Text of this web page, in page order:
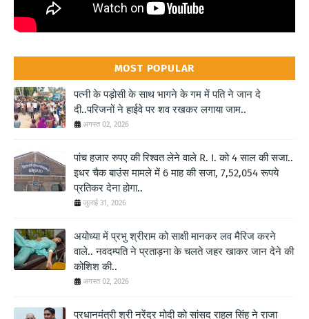
MOST POPULAR
पत्नी के पड़ोसी के साथ भागने के गम में पति ने जान दे
दी..परिजनों ने हाईवे पर शव रखकर लगाया जाम..
अगस्त 02, 2026
पांच हजार रुपए की रिश्वत लेने वाले R. I. को 4 साल की सजा..
इधर चैक बाउंस मामले में 6 माह की सजा, 7,52,054 रूपये
प्रतिकर देना होगा..
जुलाई 31, 2026
अयोध्या में प्रभु श्रीराम को साक्षी मानकर लव मैरिज करने
वाले.. नवदम्पति ने प्रताड़ना के चलते जहर खाकर जान देने की
कोशिश की..
अगस्त 02, 2026
प्रधानमंत्री श्री नरेंद्र मोदी को सांसद राहुल सिंह ने राजा